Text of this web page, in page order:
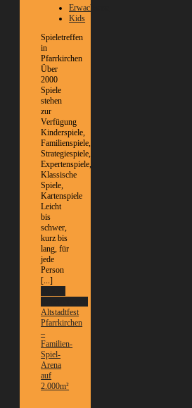
Erwachsene
Kids
Spieletreffen
in
Pfarrkirchen
Über
2000
Spiele
stehen
zur
Verfügung
Kinderspiele,
Familienspiele,
Strategiespiele,
Expertenspiele,
Klassische
Spiele,
Kartenspiele
Leicht
bis
schwer,
kurz bis
lang, für
jede
Person
[...]
Altstadtfest
Pfarrkirchen
–
Familien-
Spiel-
Arena
auf
2.000m²